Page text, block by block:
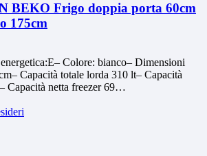
BEKO Frigo doppia porta 60cm
175cm
€.
Colore: bianco– Dimensioni
Capacità totale lorda 310 lt– Capacità
Capacità netta freezer 69…